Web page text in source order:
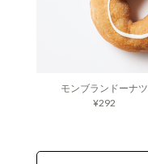
モンブランドーナツ
¥292